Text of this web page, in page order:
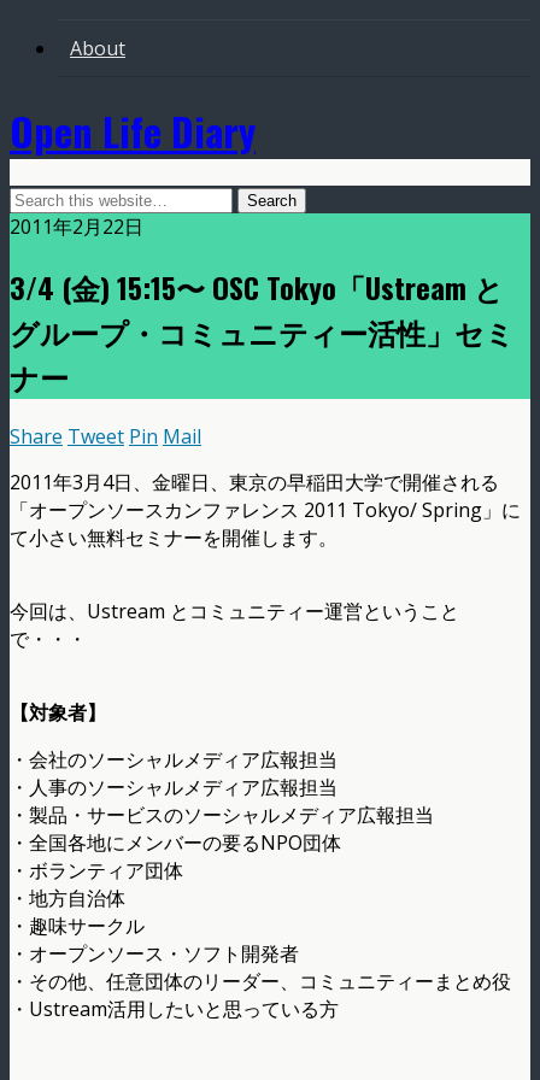
About
Open Life Diary
2011年2月22日
3/4 (金) 15:15〜 OSC Tokyo「Ustream と
グループ・コミュニティー活性」セミ
ナー
Share Tweet Pin Mail
2011年3月4日、金曜日、東京の早稲田大学で開催される
「オープンソースカンファレンス 2011 Tokyo/ Spring」に
て小さい無料セミナーを開催します。
今回は、Ustream とコミュニティー運営ということ
で・・・
【対象者】
・会社のソーシャルメディア広報担当
・人事のソーシャルメディア広報担当
・製品・サービスのソーシャルメディア広報担当
・全国各地にメンバーの要るNPO団体
・ボランティア団体
・地方自治体
・趣味サークル
・オープンソース・ソフト開発者
・その他、任意団体のリーダー、コミュニティーまとめ役
・Ustream活用したいと思っている方